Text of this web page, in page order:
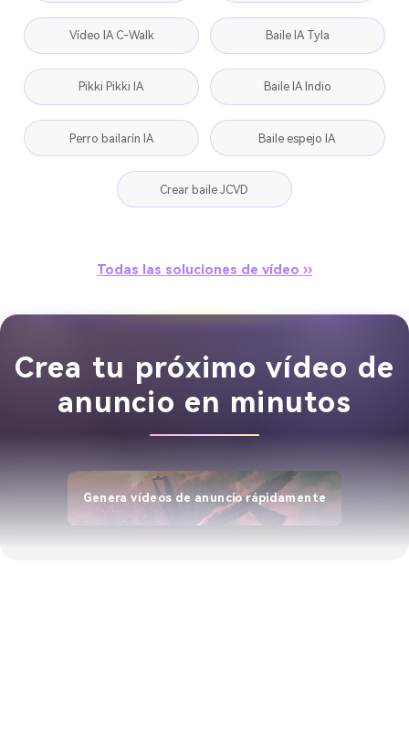
Vídeo IA C-Walk Baile IA Tyla
Pikki Pikki IA Baile IA Indio
Perro bailarín IA Baile espejo IA
Crear baile JCVD
Todas las soluciones de vídeo ››
Crea tu próximo vídeo de
anuncio en minutos
Genera vídeos de anuncio rápidamente